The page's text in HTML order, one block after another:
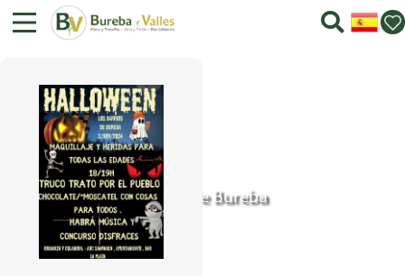
Halloween. Los Barrios de Bureba